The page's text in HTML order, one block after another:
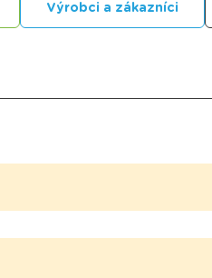
Výrobci a zákazníci